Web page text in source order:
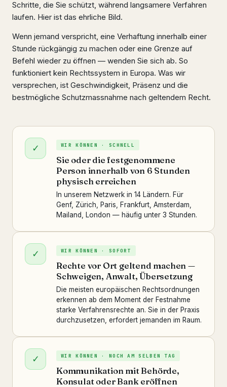
Schritte, die Sie schützt, während langsamere Verfahren
laufen. Hier ist das ehrliche Bild.
Wenn jemand verspricht, eine Verhaftung innerhalb einer
Stunde rückgängig zu machen oder eine Grenze auf
Befehl wieder zu öffnen — wenden Sie sich ab. So
funktioniert kein Rechtssystem in Europa. Was wir
versprechen, ist Geschwindigkeit, Präsenz und die
bestmögliche Schutzmassnahme nach geltendem Recht.
✓ WIR KÖNNEN · SCHNELL
Sie oder die festgenommene
Person innerhalb von 6 Stunden
physisch erreichen
In unserem Netzwerk in 14 Ländern. Für
Genf, Zürich, Paris, Frankfurt, Amsterdam,
Mailand, London — häufig unter 3 Stunden.
✓ WIR KÖNNEN · SOFORT
Rechte vor Ort geltend machen —
Schweigen, Anwalt, Übersetzung
Die meisten europäischen Rechtsordnungen
erkennen ab dem Moment der Festnahme
starke Verfahrensrechte an. Sie in der Praxis
durchzusetzen, erfordert jemanden im Raum.
✓ WIR KÖNNEN · NOCH AM SELBEN TAG
Kommunikation mit Behörde,
Konsulat oder Bank eröffnen